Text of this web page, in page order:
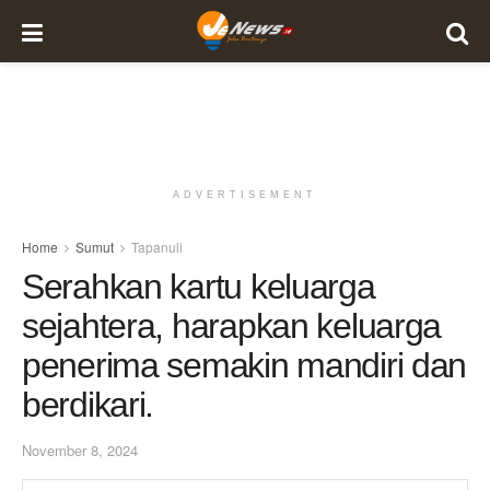
ADVERTISEMENT
Home Sumut Tapanuli
Serahkan kartu keluarga
sejahtera, harapkan keluarga
penerima semakin mandiri dan
berdikari.
November 8, 2024